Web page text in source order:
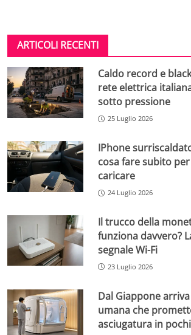
ARTICOLI RECENTI
Caldo record e
rete elettrica
sotto pressione
25 Luglio 2026
IPhone
cosa fare subito
caricare
24 Luglio 2026
Il trucco della
funziona davvero?
segnale Wi-Fi
23 Luglio 2026
Dal Giappone
umana che
asciugatura in